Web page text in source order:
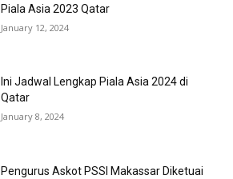
Piala Asia 2023 Qatar
January 12, 2024
Ini Jadwal Lengkap Piala Asia 2024 di
Qatar
January 8, 2024
Pengurus Askot PSSI Makassar Diketuai